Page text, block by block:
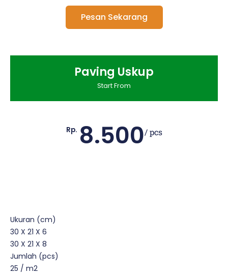
Pesan Sekarang
Paving Uskup
Start From
Rp. 8.500/ pcs
Ukuran (cm)
30 X 21 X 6
30 X 21 X 8
Jumlah (pcs)
25 / m2